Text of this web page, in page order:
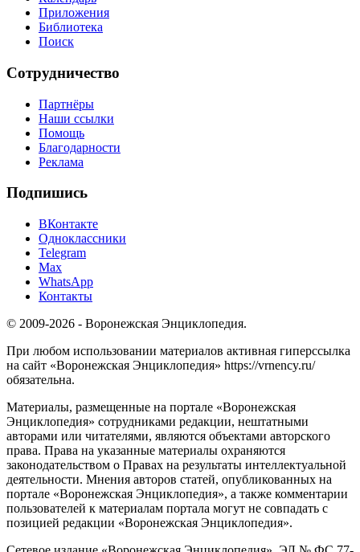
Приложения
Библиотека
Поиск
Сотрудничество
Партнёры
Наши ссылки
Помощь
Благодарности
Реклама
Подпишись
ВКонтакте
Одноклассники
Telegram
Max
WhatsApp
Контакты
© 2009-2026 - Воронежская Энциклопедия.
При любом использовании материалов активная гиперссылка
на сайт «Воронежская Энциклопедия» https://vrnency.ru/
обязательна.
Материалы, размещенные на портале «Воронежская
Энциклопедия» сотрудниками редакции, нештатными
авторами или читателями, являются объектами авторского
права. Права на указанные материалы охраняются
законодательством о Правах на результаты интеллектуальной
деятельности. Мнения авторов статей, опубликованных на
портале «Воронежская Энциклопедия», а также комментарии
пользователей к материалам портала могут не совпадать с
позицией редакции «Воронежская Энциклопедия».